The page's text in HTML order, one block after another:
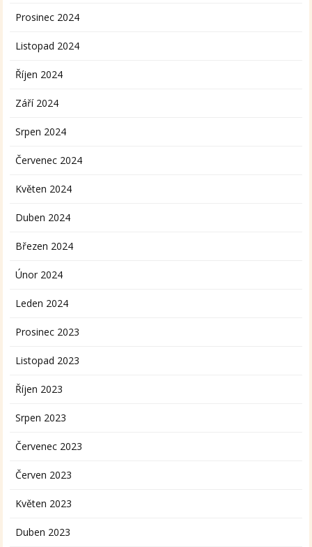
Prosinec 2024
Listopad 2024
Říjen 2024
Září 2024
Srpen 2024
Červenec 2024
Květen 2024
Duben 2024
Březen 2024
Únor 2024
Leden 2024
Prosinec 2023
Listopad 2023
Říjen 2023
Srpen 2023
Červenec 2023
Červen 2023
Květen 2023
Duben 2023